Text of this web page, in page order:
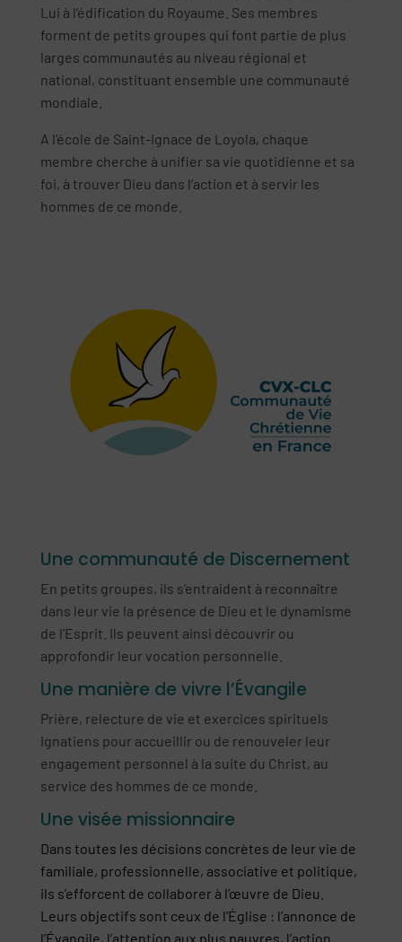
Lui à l’édification du Royaume. Ses membres
forment de petits groupes qui font partie de plus
larges communautés au niveau régional et
national, constituant ensemble une communauté
mondiale.
A l’école de Saint-Ignace de Loyola, chaque
membre cherche à unifier sa vie quotidienne et sa
foi, à trouver Dieu dans l’action et à servir les
hommes de ce monde.
Une communauté de Discernement
En petits groupes, ils s’entraident à reconnaître
dans leur vie la présence de Dieu et le dynamisme
de l’Esprit. Ils peuvent ainsi découvrir ou
approfondir leur vocation personnelle.
Une manière de vivre l’Évangile
Prière, relecture de vie et exercices spirituels
Ignatiens pour accueillir ou de renouveler leur
engagement personnel à la suite du Christ, au
service des hommes de ce monde.
Une visée missionnaire
Dans toutes les décisions concrètes de leur vie de
familiale, professionnelle, associative et politique,
ils s’efforcent de collaborer à l’œuvre de Dieu.
Leurs objectifs sont ceux de l’Église : l’annonce de
l’Évangile, l’attention aux plus pauvres, l’action